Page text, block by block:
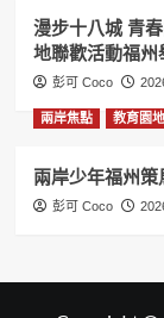
漫步十八城 青
地聯歡活動福州
彭可 Coco
兩岸焦點 教育園地
兩岸少年福州
彭可 Coco